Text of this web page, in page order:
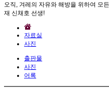
오직, 겨레의 자유와 해방을 위하여 모
재 신채호 선생!
자료실
사진
출판물
사진
어록